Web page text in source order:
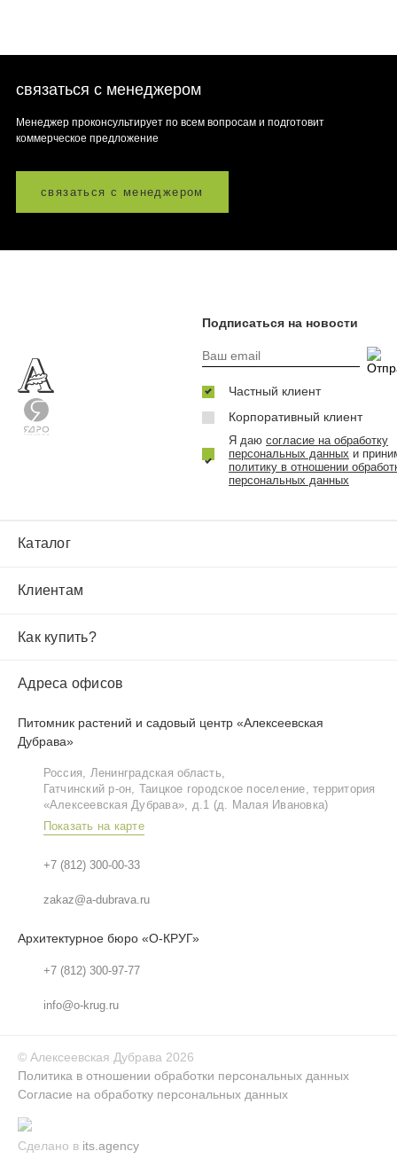
связаться с менеджером
Менеджер проконсультирует по всем вопросам и подготовит
коммерческое предложение
связаться с менеджером
Каталог
Клиентам
Как купить?
Адреса офисов
Питомник растений и садовый центр «Алексеевская
Дубрава»
Россия, Ленинградская область,
Гатчинский р‑он, Таицкое городское поселение, территория
«Алексеевская Дубрава», д.1 (д. Малая Ивановка)
Показать на карте
+7 (812) 300-00-33
zakaz@a-dubrava.ru
Архитектурное бюро «О-КРУГ»
+7 (812) 300-97-77
info@o-krug.ru
Подписаться на новости
Частный клиент
Корпоративный клиент
Я даю согласие на обработку
персональных данных и
политику в отношении
персональных данных
© Алексеевская Дубрава 2026
Политика в отношении обработки персональных данных
Согласие на обработку персональных данных
Сделано в its.agency